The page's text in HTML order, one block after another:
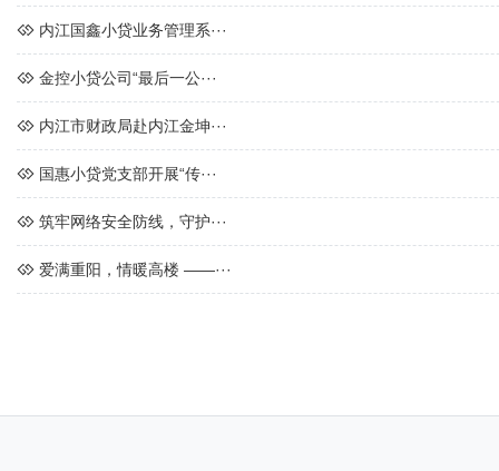
内江国鑫小贷业务管理系···
金控小贷公司“最后一公···
内江市财政局赴内江金坤···
国惠小贷党支部开展“传···
筑牢网络安全防线，守护···
爱满重阳，情暖高楼 ——···